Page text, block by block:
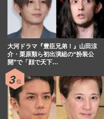
大河ドラマ『豊臣兄弟！』山田涼
介・栗原類ら初出演組の“扮装公
開”で「顔で天下…